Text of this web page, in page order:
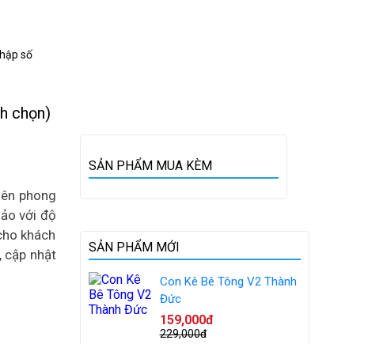
số
chọn)
phong
với độ
khách
cập nhật
SẢN PHẨM MUA KÈM
SẢN PHẨM MỚI
Con Kê Bê Tông V2 Thành
Đức
159,000đ
229,000đ